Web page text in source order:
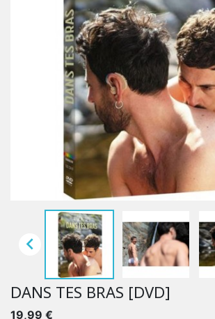

DANS TES BRAS [DVD]
19,99 €